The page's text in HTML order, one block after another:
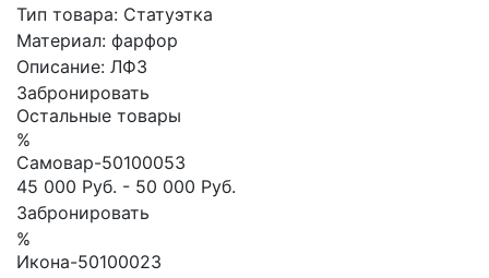
Тип товара: Статуэтка
Материал: фарфор
Описание: ЛФЗ
Забронировать
Остальные товары
%
Самовар-50100053
45 000 Руб. - 50 000 Руб.
Забронировать
%
Икона-50100023